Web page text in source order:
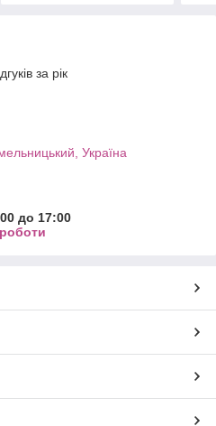
за рік
Україна
до 17:00